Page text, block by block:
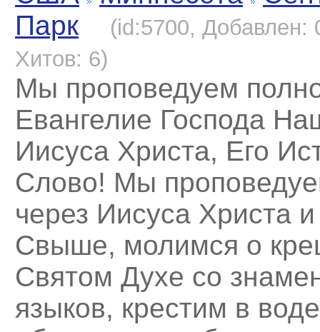
Парк
(id:5700, Добавлен:
Хитов: 6)
Мы проповедуем
Евангелие Господа
Иисуса Христа, Его
Слово! Мы
через Иисуса Христа
Свыше, молимся о
Святом Духе со
языков, крестим в